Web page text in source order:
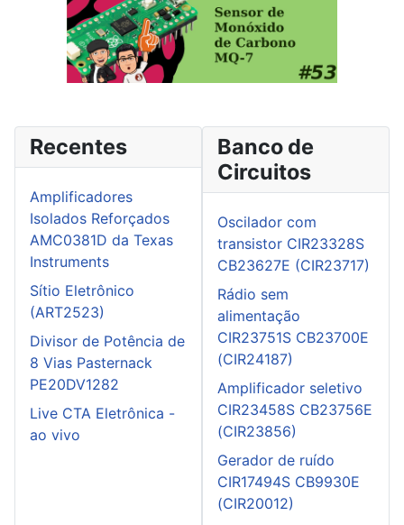
Recentes
Amplificadores
Isolados Reforçados
AMC0381D da Texas
Instruments
Sítio Eletrônico
(ART2523)
Divisor de Potência de
8 Vias Pasternack
PE20DV1282
Live CTA Eletrônica -
ao vivo
Banco de
Circuitos
Oscilador com
transistor CIR23328S
CB23627E (CIR23717)
Rádio sem
alimentação
CIR23751S CB23700E
(CIR24187)
Amplificador seletivo
CIR23458S CB23756E
(CIR23856)
Gerador de ruído
CIR17494S CB9930E
(CIR20012)